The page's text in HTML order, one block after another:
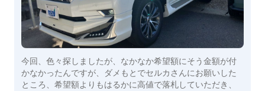
今回、色々探しましたが、なかなか希望額にそう金額が付
かなかったんですが、ダメもとでセルカさんにお願いした
ところ、希望額よりもはるかに高値で落札していただき、